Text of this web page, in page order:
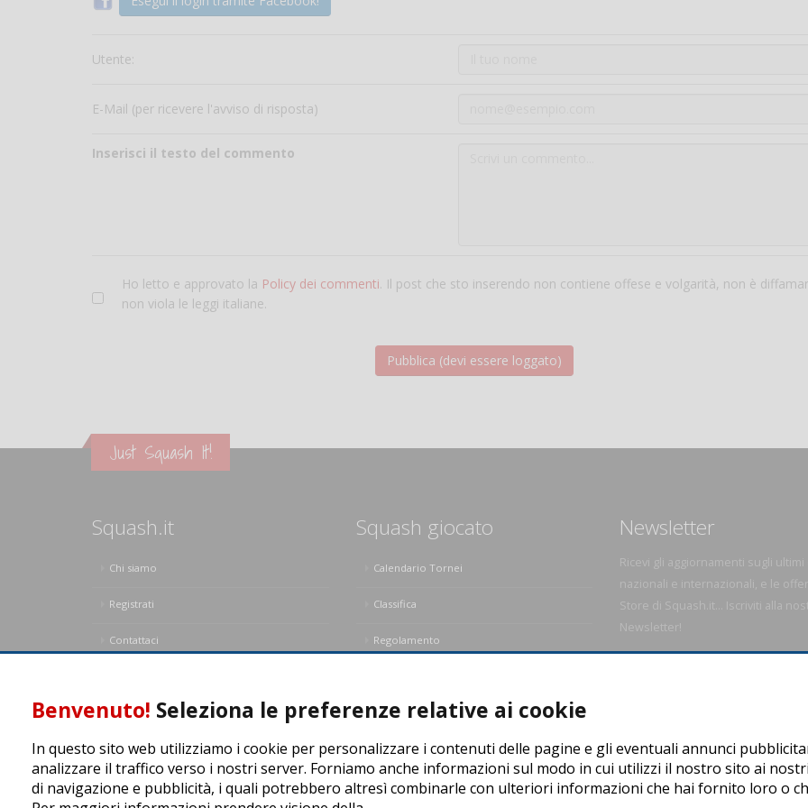
Utente:
E-Mail (per ricevere l'avviso di risposta)
Inserisci il testo del commento
Ho letto e approvato la Policy dei commenti. Il post che sto inserendo non contiene offese e volgarità, non è
non viola le leggi italiane.
Just Squash It!
Squash.it
Chi siamo
Registrati
Contattaci
Squash giocato
Calendario Tornei
Classifica
Regolamento
Newsletter
Ricevi gli aggiornamenti sugli ultimi
nazionali e internazionali, e le
Store di Squash.it... Iscriviti alla
Newsletter!
Benvenuto! Seleziona le preferenze relative ai cookie
In questo sito web utilizziamo i cookie per personalizzare i contenuti delle pagine e gli eventuali annunci
analizzare il traffico verso i nostri server. Forniamo anche informazioni sul modo in cui utilizzi il nostro sito ai
di navigazione e pubblicità, i quali potrebbero altresì combinarle con ulteriori informazioni che hai fornito loro o